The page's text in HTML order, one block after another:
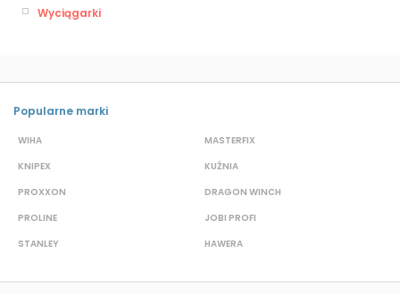
Wyciągarki
Popularne marki
WIHA
KNIPEX
PROXXON
PROLINE
STANLEY
MASTERFIX
KUŹNIA
DRAGON WINCH
JOBI PROFI
HAWERA